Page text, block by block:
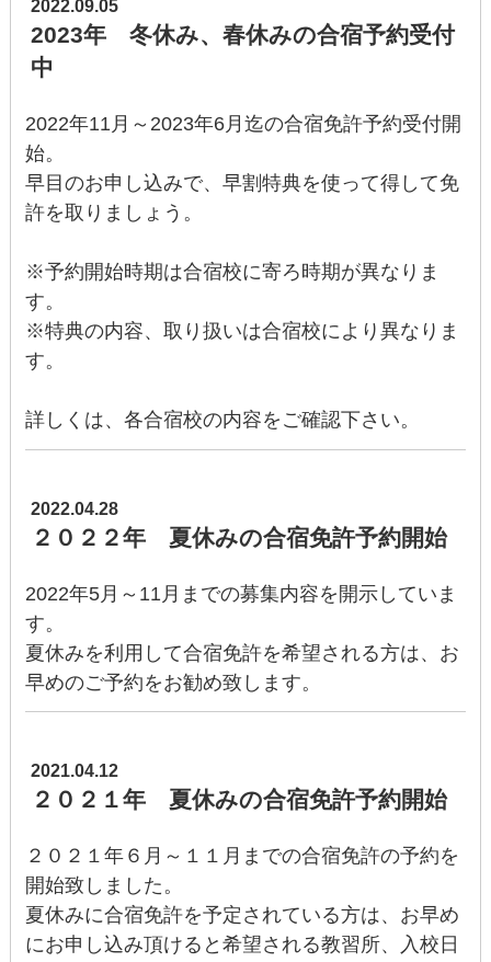
2022.09.05
2023年 冬休み、春休みの合宿予約受付
中
2022年11月～2023年6月迄の合宿免許予約受付開
始。
早目のお申し込みで、早割特典を使って得して免
許を取りましょう。
※予約開始時期は合宿校に寄ろ時期が異なりま
す。
※特典の内容、取り扱いは合宿校により異なりま
す。
詳しくは、各合宿校の内容をご確認下さい。
2022.04.28
２０２２年 夏休みの合宿免許予約開始
2022年5月～11月までの募集内容を開示していま
す。
夏休みを利用して合宿免許を希望される方は、お
早めのご予約をお勧め致します。
2021.04.12
２０２１年 夏休みの合宿免許予約開始
２０２１年６月～１１月までの合宿免許の予約を
開始致しました。
夏休みに合宿免許を予定されている方は、お早め
にお申し込み頂けると希望される教習所、入校日